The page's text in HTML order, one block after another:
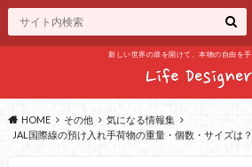
新しい世界の扉を開けて、本物の自由を
HOME その他
気になる情報集
JAL国際線の預け入れ手荷物の重量・個数・サイズは？